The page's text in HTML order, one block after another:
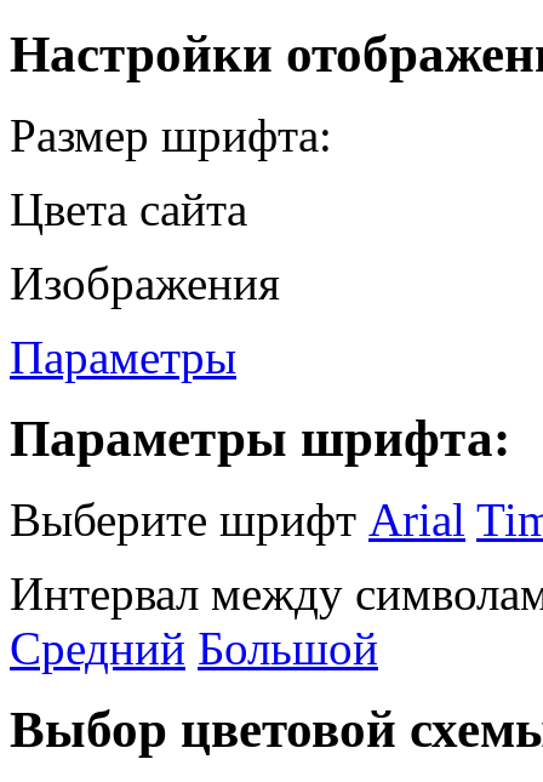
Настройки
Размер шрифта:
Цвета сайта
Изображения
Параметры
Параметры шрифта:
Выберите шрифт Arial
Интервал между
Средний Большой
Выбор цветовой